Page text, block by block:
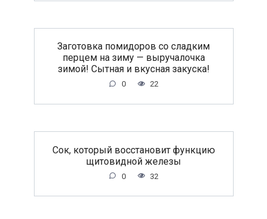
Заготовка помидоров со сладким
перцем на зиму — выручалочка
зимой! Сытная и вкусная закуска!
0 22
Сок, который восстановит функцию
щитовидной железы
0 32